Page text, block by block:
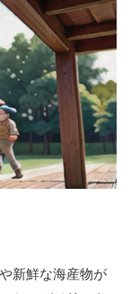
新鮮な海産物が